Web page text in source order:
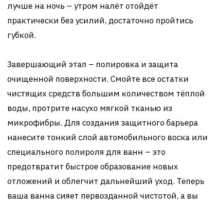
лучше на ночь – утром налёт отойдёт
практически без усилий, достаточно пройтись
губкой.
Завершающий этап – полировка и защита
очищенной поверхности. Смойте все остатки
чистящих средств большим количеством тёплой
воды, протрите насухо мягкой тканью из
микрофибры. Для создания защитного барьера
нанесите тонкий слой автомобильного воска или
специального полироля для ванн – это
предотвратит быстрое образование новых
отложений и облегчит дальнейший уход. Теперь
ваша ванна сияет первозданной чистотой, а вы